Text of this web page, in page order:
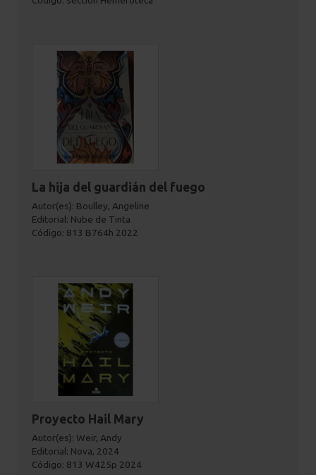
La hija del guardián del fuego
Autor(es): Boulley, Angeline
Editorial: Nube de Tinta
Código: 813 B764h 2022
Proyecto Hail Mary
Autor(es): Weir, Andy
Editorial: Nova, 2024
Código: 813 W425p 2024